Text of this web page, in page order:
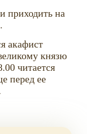
приходить на
акафист
князю
читается
перед ее